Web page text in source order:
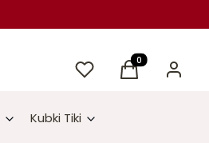
UlubioneProdukty w
Koszyk Zaloguj
Kubki Tiki